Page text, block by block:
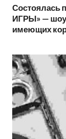
Состоялась
ИГРЫ» — шоу
имеющих